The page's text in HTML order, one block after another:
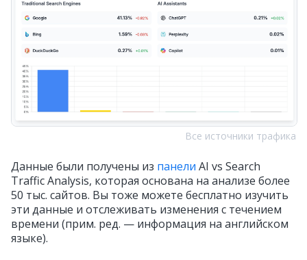
Все источники трафика
Данные были получены из панели AI vs Search
Traffic Analysis, которая основана на анализе более
50 тыс. сайтов. Вы тоже можете бесплатно изучить
эти данные и отслеживать изменения с течением
времени (прим. ред. — информация на английском
языке).